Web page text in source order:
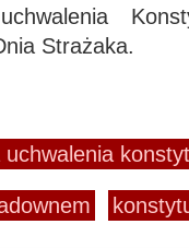
Strażaka.